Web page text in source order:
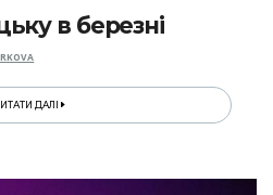
в березні
ДАЛІ